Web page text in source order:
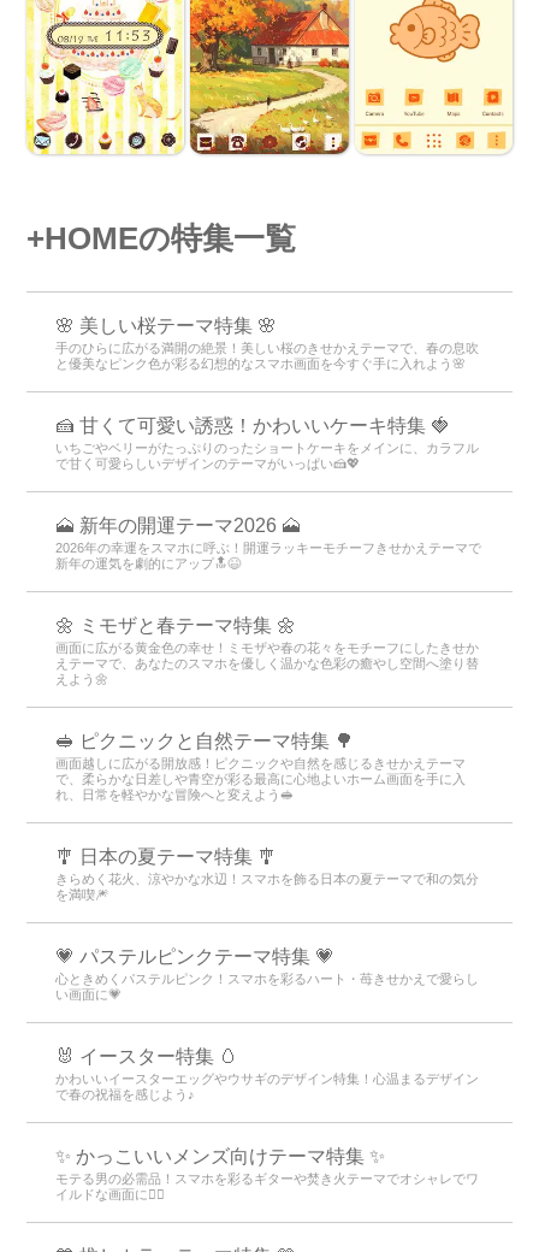
+HOMEの特集一覧
🌸 美しい桜テーマ特集 🌸
手のひらに広がる満開の絶景！美しい桜のきせかえテーマで、春の息吹
と優美なピンク色が彩る幻想的なスマホ画面を今すぐ手に入れよう🌸
🍰 甘くて可愛い誘惑！かわいいケーキ特集 🍓
いちごやベリーがたっぷりのったショートケーキをメインに、カラフル
で甘く可愛らしいデザインのテーマがいっぱい🍰💖
🗻 新年の開運テーマ2026 🗻
2026年の幸運をスマホに呼ぶ！開運ラッキーモチーフきせかえテーマで
新年の運気を劇的にアップ🔝😆
🌼 ミモザと春テーマ特集 🌼
画面に広がる黄金色の幸せ！ミモザや春の花々をモチーフにしたきせか
えテーマで、あなたのスマホを優しく温かな色彩の癒やし空間へ塗り替
えよう🌼
🥪 ピクニックと自然テーマ特集 🌳
画面越しに広がる開放感！ピクニックや自然を感じるきせかえテーマ
で、柔らかな日差しや青空が彩る最高に心地よいホーム画面を手に入
れ、日常を軽やかな冒険へと変えよう🥪
🎐 日本の夏テーマ特集 🎐
きらめく花火、涼やかな水辺！スマホを飾る日本の夏テーマで和の気分
を満喫🎆
💗 パステルピンクテーマ特集 💗
心ときめくパステルピンク！スマホを彩るハート・苺きせかえで愛らし
い画面に💗
🐰 イースター特集 🥚
かわいいイースターエッグやウサギのデザイン特集！心温まるデザイン
で春の祝福を感じよう♪
✨ かっこいいメンズ向けテーマ特集 ✨
モテる男の必需品！スマホを彩るギターや焚き火テーマでオシャレでワ
イルドな画面に👍🏻